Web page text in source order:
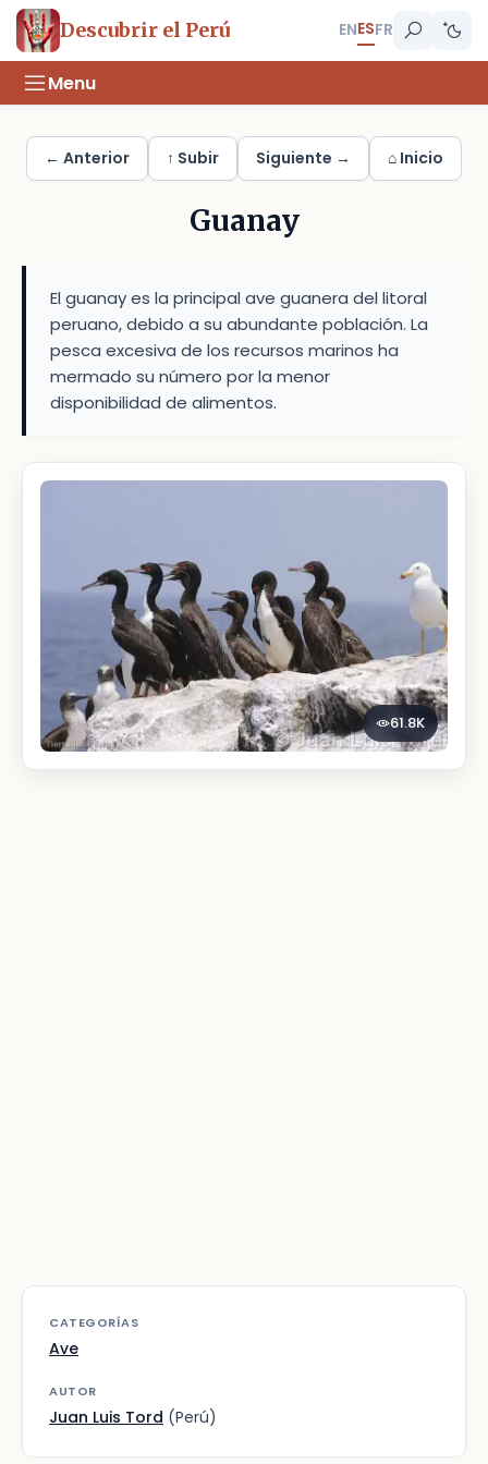
Descubrir el Perú ENESFR
Menu
← Anterior ↑ Subir Siguiente → ⌂ Inicio
Guanay
El guanay es la principal ave guanera del litoral
peruano, debido a su abundante población. La
pesca excesiva de los recursos marinos ha
mermado su número por la menor
disponibilidad de alimentos.
61.8K
CATEGORÍAS
Ave
AUTOR
Juan Luis Tord (Perú)